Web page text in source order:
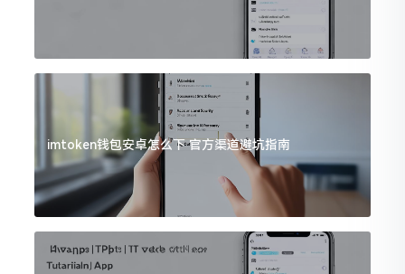
imtoken钱包安卓怎么下 官方渠道避坑指南